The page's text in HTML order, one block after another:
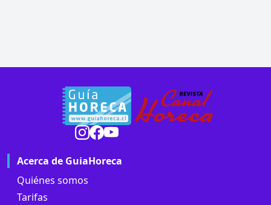
Acerca de GuiaHoreca
Quiénes somos
Tarifas